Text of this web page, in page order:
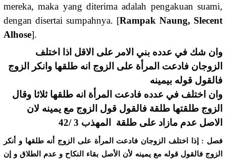
mereka, maka yang diterima adalah pengakuan suami,
dengan disertai sumpahnya. [Rampak Naung, Slecent
Alhose].
وان شك في عدده بني الامر على الاقل اذا اختلف
الزوجان فادعت المرأة على الزوج انه طلقها وانكر الزوج
فالقول قوله بيمينه
وان اختلف في عدده فادعت المرأة انه طلقها ثلاثا وقال
الزوج طلقتها طلقة فالقول قول الزوج مع يمينه لان
الاصل عدم مازاد على طلقة المهذب 3 /42
ﻓﺼﻞ : ﺇﺫﺍ ﺍﺧﺘﻠﻒ ﺍﻟﺰﻭﺟﺎﻥ ﻓﺎﺩﻋﺖ ﺍﻟﻤﺮﺃﺓ ﻋﻠﻰ ﺍﻟﺰﻭﺝ ﺃﻧﻪ ﻃﻠﻘﻬﺎ ﻭ ﺃﻧﻜﺮ
ﺍﻟﺰﻭﺝ ﻓﺎﻟﻘﻮﻝ ﻗﻮﻟﻪ ﻣﻊ ﻳﻤﻴﻨﻪ ﻷﻥ ﺍﻷﺻﻞ ﺑﻘﺎﺀ ﺍﻟﻨﻜﺎﺡ ﻭ ﻋﺪﻡ ﺍﻟﻄﻼﻕ ﻭ ﺇﻥ